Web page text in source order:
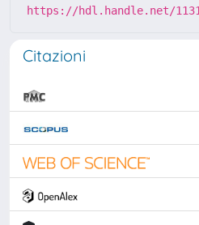
https://hdl.handle.net/
Citazioni